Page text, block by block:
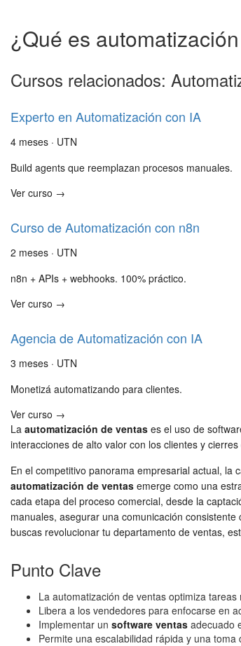
¿Qué es
Cursos relacionados:
Experto en Automatización con IA
4 meses · UTN
Build agents que reemplazan procesos manuales.
Ver curso →
Curso de Automatización con n8n
2 meses · UTN
n8n + APIs + webhooks. 100% práctico.
Ver curso →
Agencia de Automatización con IA
3 meses · UTN
Monetizá automatizando para clientes.
Ver curso →
La automatización de ventas es el uso de
interacciones de alto valor con los clientes y
En el competitivo panorama empresarial actual,
automatización de ventas emerge como una
cada etapa del proceso comercial, desde la
manuales, asegurar una comunicación
buscas revolucionar tu departamento de ventas,
Punto Clave
La automatización de ventas optimiza
Libera a los vendedores para enfocarse en
Implementar un software ventas adecuado
Permite una escalabilidad rápida y una